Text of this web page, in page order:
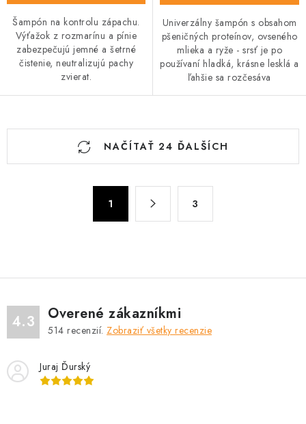
Šampón na kontrolu zápachu.
Výťažok z rozmarínu a pínie
zabezpečujú jemné a šetrné
čistenie, neutralizujú pachy
zvierat.
Univerzálny šampón s obsahom
pšeničných proteínov, ovseného
mlieka a ryže - srsť je po
používaní hladká, krásne lesklá a
ľahšie sa rozčesáva
O
e
y
v
NAČÍTAŤ 24 ĎALŠÍCH
k
v
a
n
e
1 3
4.3 Overené zákazníkmi
514 recenzií. Zobraziť všetky recenzie
Juraj Ďurský